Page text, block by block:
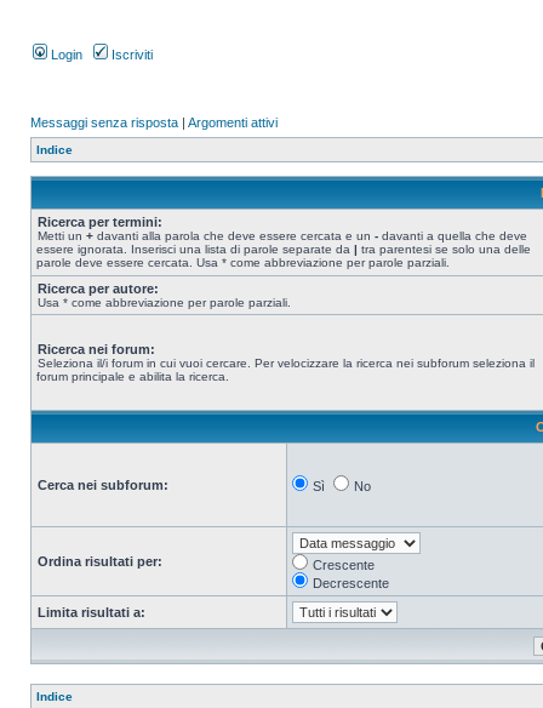
Login Iscriviti
Messaggi senza risposta | Argomenti attivi
Indice
Ricerca per termini:
Metti un + davanti alla parola che deve essere cercata e un - davanti a quella che deve
essere ignorata. Inserisci una lista di parole separate da | tra parentesi se solo una delle
parole deve essere cercata. Usa * come abbreviazione per parole parziali.
Ricerca per autore:
Usa * come abbreviazione per parole parziali.
Ricerca nei forum:
Seleziona il/i forum in cui vuoi cercare. Per velocizzare la ricerca nei subforum seleziona il
forum principale e abilita la ricerca.
Cerca nei subforum: Sì No
Ordina risultati per:
Crescente
Decrescente
Limita risultati a:
Indice